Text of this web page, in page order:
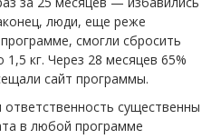
люди, еще реже
смогли сбросить
кг. Через 28 месяцев 65%
сайт программы.
существенны
в любой программе